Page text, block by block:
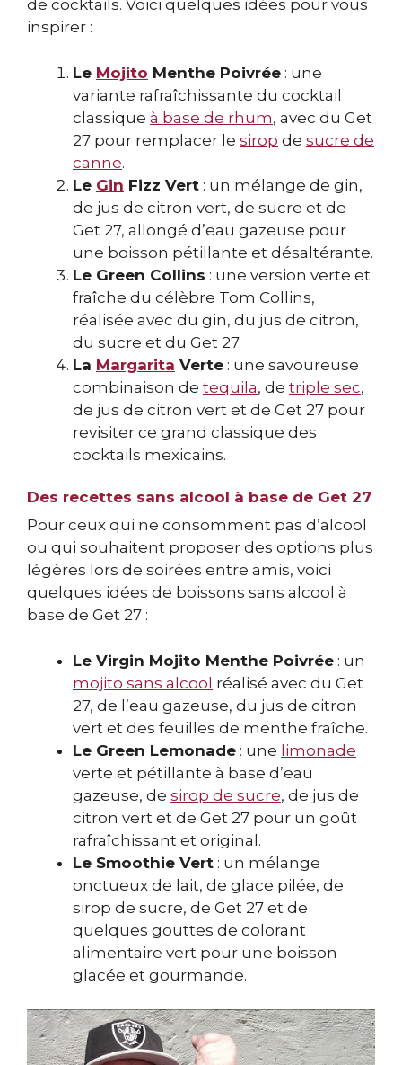
de cocktails. Voici quelques idées pour vous
inspirer :
Le Mojito Menthe Poivrée : une
variante rafraîchissante du cocktail
classique à base de rhum, avec du Get
27 pour remplacer le sirop de sucre de
canne.
Le Gin Fizz Vert : un mélange de gin,
de jus de citron vert, de sucre et de
Get 27, allongé d’eau gazeuse pour
une boisson pétillante et désaltérante.
Le Green Collins : une version verte et
fraîche du célèbre Tom Collins,
réalisée avec du gin, du jus de citron,
du sucre et du Get 27.
La Margarita Verte : une savoureuse
combinaison de tequila, de triple sec,
de jus de citron vert et de Get 27 pour
revisiter ce grand classique des
cocktails mexicains.
Des recettes sans alcool à base de Get 27
Pour ceux qui ne consomment pas d’alcool
ou qui souhaitent proposer des options plus
légères lors de soirées entre amis, voici
quelques idées de boissons sans alcool à
base de Get 27 :
Le Virgin Mojito Menthe Poivrée : un
mojito sans alcool réalisé avec du Get
27, de l’eau gazeuse, du jus de citron
vert et des feuilles de menthe fraîche.
Le Green Lemonade : une limonade
verte et pétillante à base d’eau
gazeuse, de sirop de sucre, de jus de
citron vert et de Get 27 pour un goût
rafraîchissant et original.
Le Smoothie Vert : un mélange
onctueux de lait, de glace pilée, de
sirop de sucre, de Get 27 et de
quelques gouttes de colorant
alimentaire vert pour une boisson
glacée et gourmande.